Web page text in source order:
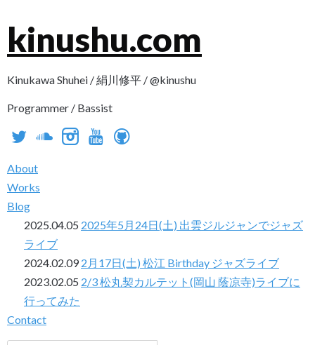
kinushu.com
Kinukawa Shuhei / 絹川修平 / @kinushu
Programmer / Bassist
t s i y g
About
Works
Blog
2025.04.05 2025年5月24日(土) 出雲ジルジャンでジャズ
ライブ
2024.02.09 2月17日(土) 松江 Birthday ジャズライブ
2023.02.05 2/3 松丸契カルテット(岡山 蔭凉寺)ライブに
行ってみた
Contact